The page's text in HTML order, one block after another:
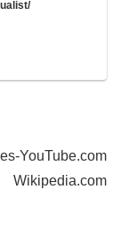
YouTube.com
Wikipedia.com